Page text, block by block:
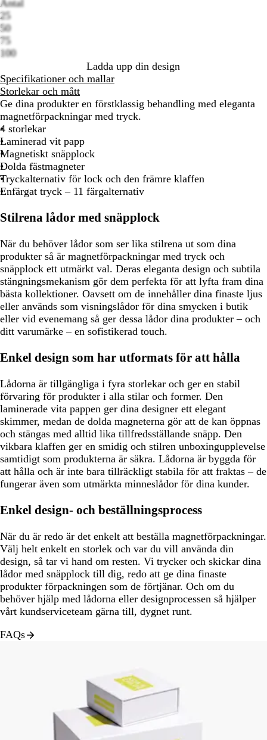
r
å
v
a
r
t
r
u
n
r
a
n
g
l
å
ö
d
u
l
a
g
e
n
a
ö
r
k
g
ö
n
ö
d
j
u
s
g
ö
n
Antal
25
50
75
100
Ladda upp din design
Specifikationer och mallar
Storlekar och mått
Ge dina produkter en förstklassig behandling med eleganta
magnetförpackningar med tryck.
4 storlekar
Laminerad vit papp
Magnetiskt snäpplock
Dolda fästmagneter
Tryckalternativ för lock och den främre klaffen
Enfärgat tryck – 11 färgalternativ
Stilrena lådor med snäpplock
När du behöver lådor som ser lika stilrena ut som dina
produkter så är magnetförpackningar med tryck och
snäpplock ett utmärkt val. Deras eleganta design och subtila
stängningsmekanism gör dem perfekta för att lyfta fram dina
bästa kollektioner. Oavsett om de innehåller dina finaste ljus
eller används som visningslådor för dina smycken i butik
eller vid evenemang så ger dessa lådor dina produkter – och
ditt varumärke – en sofistikerad touch.
Enkel design som har utformats för att hålla
Lådorna är tillgängliga i fyra storlekar och ger en stabil
förvaring för produkter i alla stilar och former. Den
laminerade vita pappen ger dina designer ett elegant
skimmer, medan de dolda magneterna gör att de kan öppnas
och stängas med alltid lika tillfredsställande snäpp. Den
vikbara klaffen ger en smidig och stilren unboxingupplevelse
samtidigt som produkterna är säkra. Lådorna är byggda för
att hålla och är inte bara tillräckligt stabila för att fraktas – de
fungerar även som utmärkta minneslådor för dina kunder.
Enkel design- och beställningsprocess
När du är redo är det enkelt att beställa magnetförpackningar.
Välj helt enkelt en storlek och var du vill använda din
design, så tar vi hand om resten. Vi trycker och skickar dina
lådor med snäpplock till dig, redo att ge dina finaste
produkter förpackningen som de förtjänar. Och om du
behöver hjälp med lådorna eller designprocessen så hjälper
vårt kundserviceteam gärna till, dygnet runt.
FAQs